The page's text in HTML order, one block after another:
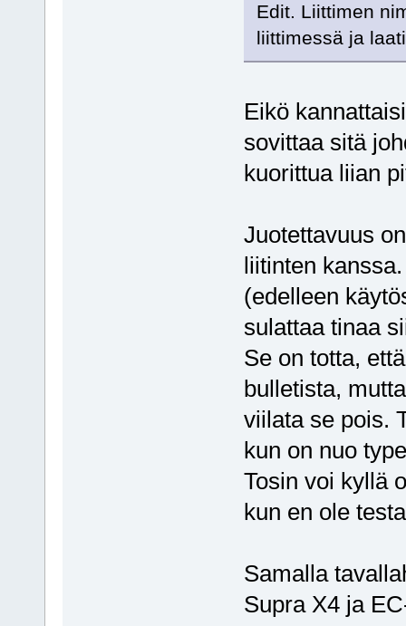
Edit. Liittimen
liittimessä ja
Eikö
sovittaa sitä
kuorittua liian
Juotettavuus
liitinten
(edelleen
sulattaa tinaa
Se on totta,
bulletista,
viilata se pois.
kun on nuo
Tosin voi kyllä
kun en ole
Samalla
Supra X4 ja